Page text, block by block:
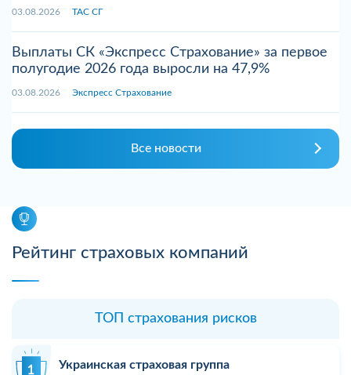
03.08.2026 ТАС СГ
Выплаты СК «Экспресс Страхование» за первое
полугодие 2026 года выросли на 47,9%
03.08.2026 Экспресс Страхование
Все новости
Рейтинг страховых компаний
ТОП страхования рисков
Украинская страховая группа